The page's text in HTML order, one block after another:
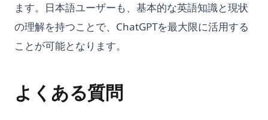
ます。日本語ユーザーも、基本的な英語知識と現状
の理解を持つことで、ChatGPTを最大限に活用する
ことが可能となります。
よくある質問